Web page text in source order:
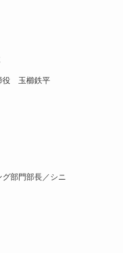
役 玉櫛鉄平
部門部長／シニ